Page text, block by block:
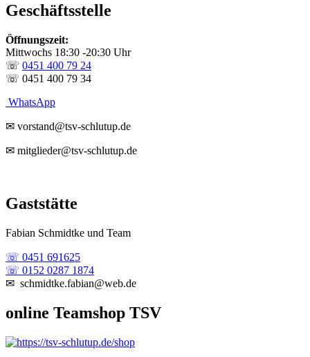
Geschäftsstelle
Öffnungszeit:
Mittwochs 18:30 -20:30 Uhr
☏ 0451 400 79 24
☏ 0451 400 79 34
WhatsApp
✉ vorstand@tsv-schlutup.de
✉ mitglieder@tsv-schlutup.de
Gaststätte
Fabian Schmidtke und Team
☏ 0451 691625
☏ 0152 0287 1874
✉ schmidtke.fabian@web.de
online Teamshop TSV